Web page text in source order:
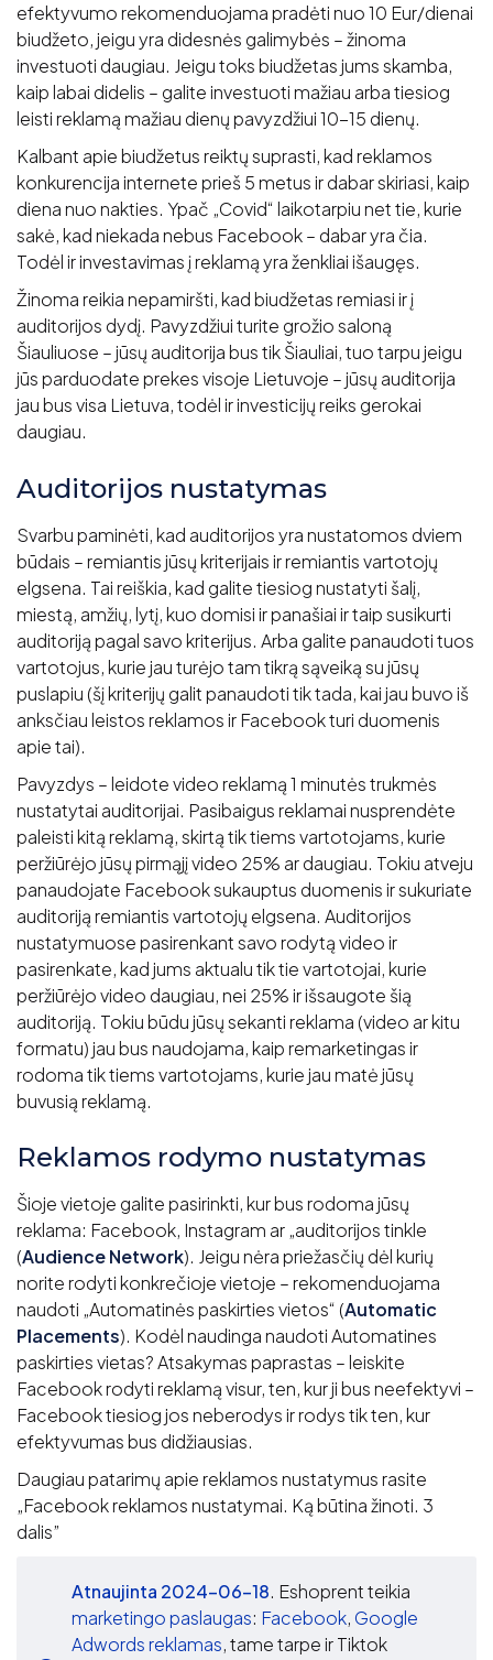
efektyvumo rekomenduojama pradėti nuo 10 Eur/dienai
biudžeto, jeigu yra didesnės galimybės – žinoma
investuoti daugiau. Jeigu toks biudžetas jums skamba,
kaip labai didelis – galite investuoti mažiau arba tiesiog
leisti reklamą mažiau dienų pavyzdžiui 10-15 dienų.
Kalbant apie biudžetus reiktų suprasti, kad reklamos
konkurencija internete prieš 5 metus ir dabar skiriasi, kaip
diena nuo nakties. Ypač „Covid“ laikotarpiu net tie, kurie
sakė, kad niekada nebus Facebook – dabar yra čia.
Todėl ir investavimas į reklamą yra ženkliai išaugęs.
Žinoma reikia nepamiršti, kad biudžetas remiasi ir į
auditorijos dydį. Pavyzdžiui turite grožio saloną
Šiauliuose – jūsų auditorija bus tik Šiauliai, tuo tarpu jeigu
jūs parduodate prekes visoje Lietuvoje – jūsų auditorija
jau bus visa Lietuva, todėl ir investicijų reiks gerokai
daugiau.
Auditorijos nustatymas
Svarbu paminėti, kad auditorijos yra nustatomos dviem
būdais – remiantis jūsų kriterijais ir remiantis vartotojų
elgsena. Tai reiškia, kad galite tiesiog nustatyti šalį,
miestą, amžių, lytį, kuo domisi ir panašiai ir taip susikurti
auditoriją pagal savo kriterijus. Arba galite panaudoti tuos
vartotojus, kurie jau turėjo tam tikrą sąveiką su jūsų
puslapiu (šį kriterijų galit panaudoti tik tada, kai jau buvo iš
anksčiau leistos reklamos ir Facebook turi duomenis
apie tai).
Pavyzdys – leidote video reklamą 1 minutės trukmės
nustatytai auditorijai. Pasibaigus reklamai nusprendėte
paleisti kitą reklamą, skirtą tik tiems vartotojams, kurie
peržiūrėjo jūsų pirmąjį video 25% ar daugiau. Tokiu atveju
panaudojate Facebook sukauptus duomenis ir sukuriate
auditoriją remiantis vartotojų elgsena. Auditorijos
nustatymuose pasirenkant savo rodytą video ir
pasirenkate, kad jums aktualu tik tie vartotojai, kurie
peržiūrėjo video daugiau, nei 25% ir išsaugote šią
auditoriją. Tokiu būdu jūsų sekanti reklama (video ar kitu
formatu) jau bus naudojama, kaip remarketingas ir
rodoma tik tiems vartotojams, kurie jau matė jūsų
buvusią reklamą.
Reklamos rodymo nustatymas
Šioje vietoje galite pasirinkti, kur bus rodoma jūsų
reklama: Facebook, Instagram ar „auditorijos tinkle
(Audience Network). Jeigu nėra priežasčių dėl kurių
norite rodyti konkrečioje vietoje – rekomenduojama
naudoti „Automatinės paskirties vietos“ (Automatic
Placements). Kodėl naudinga naudoti Automatines
paskirties vietas? Atsakymas paprastas – leiskite
Facebook rodyti reklamą visur, ten, kur ji bus neefektyvi –
Facebook tiesiog jos neberodys ir rodys tik ten, kur
efektyvumas bus didžiausias.
Daugiau patarimų apie reklamos nustatymus rasite
„Facebook reklamos nustatymai. Ką būtina žinoti. 3
dalis”
Atnaujinta 2024-06-18. Eshoprent teikia
marketingo paslaugas: Facebook, Google
Adwords reklamas, tame tarpe ir Tiktok